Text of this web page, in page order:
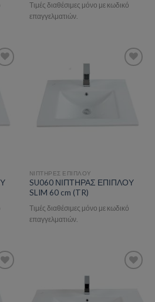
Τιμές διαθέσιμες μόνο με κωδικό
επαγγελματιών.
Add to wishlist
ΝΙΠΤΗΡΕΣ ΕΠΙΠΛΟΥ
SU060 ΝΙΠΤΗΡΑΣ ΕΠΙΠΛΟΥ
SLIM 60 cm (TR)
Τιμές διαθέσιμες μόνο με κωδικό
επαγγελματιών.
Add to wishlist